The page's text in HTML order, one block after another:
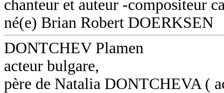
chanteur et auteur -compositeur
né(e) Brian Robert DOERKSEN
DONTCHEV Plamen
acteur bulgare,
père de Natalia DONTCHEVA (